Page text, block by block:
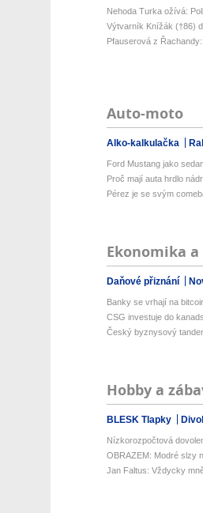
Nehoda Turka ožívá:
Výtvarník Knížák (†86)
Pfauserová z
Auto-moto
Alko-kalkulačka
Ford Mustang jako
Proč mají auta hrdlo
Pérez je se svým
Ekonomika a
Daňové přiznání
Banky se vrhají na
CSG investuje do
Český byznysový
Hobby a
BLESK Tlapky
Nízkorozpočtová
OBRAZEM: Modré slzy
Jan Faltus: Vždycky